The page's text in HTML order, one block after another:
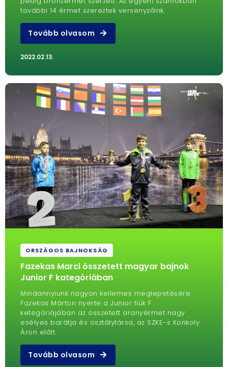
további 14 érmet szereztek versenyzőink.
Tovább olvasom
2022.02.13.
ORSZÁGOS BAJNOKSÁG
Fazekas Marci összetett magyar bajnok
Junior F kategóriában
Mindannyiunk nagyon kellemes meglepetésére
Fazekas Márton nyerte a Junior fiúk F
ketegóriájában az összetett aranyérmet nagy
esélyes barátja és osztálytársa, az SZKE-s Konkoly
Áron előtt.
Tovább olvasom